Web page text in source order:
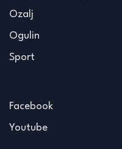
Ozalj
Ogulin
Sport
Facebook
Youtube